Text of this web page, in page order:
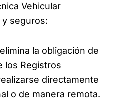
Vehicular
y seguros:
la obligación de
los Registros
directamente
o de manera remota.